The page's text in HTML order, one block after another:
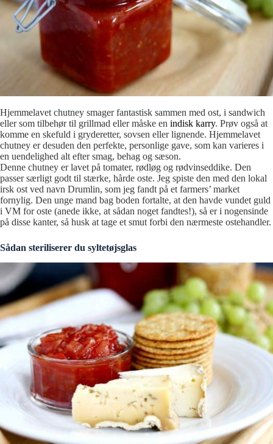
Hjemmelavet chutney smager fantastisk sammen med ost, i sandwich
eller som tilbehør til grillmad eller måske en indisk karry. Prøv også at
komme en skefuld i gryderetter, sovsen eller lignende. Hjemmelavet
chutney er desuden den perfekte, personlige gave, som kan varieres i
en uendelighed alt efter smag, behag og sæson.
Denne chutney er lavet på tomater, rødløg og rødvinseddike. Den
passer særligt godt til stærke, hårde oste. Jeg spiste den med den lokal
irsk ost ved navn Drumlin, som jeg fandt på et farmers’ market
fornylig. Den unge mand bag boden fortalte, at den havde vundet guld
i VM for oste (anede ikke, at sådan noget fandtes!), så er i nogensinde
på disse kanter, så husk at tage et smut forbi den nærmeste ostehandler.
Sådan steriliserer du syltetøjsglas